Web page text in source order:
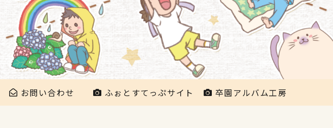
お問い合わせ ふぉとすてっぷサイト 卒園アルバム工房